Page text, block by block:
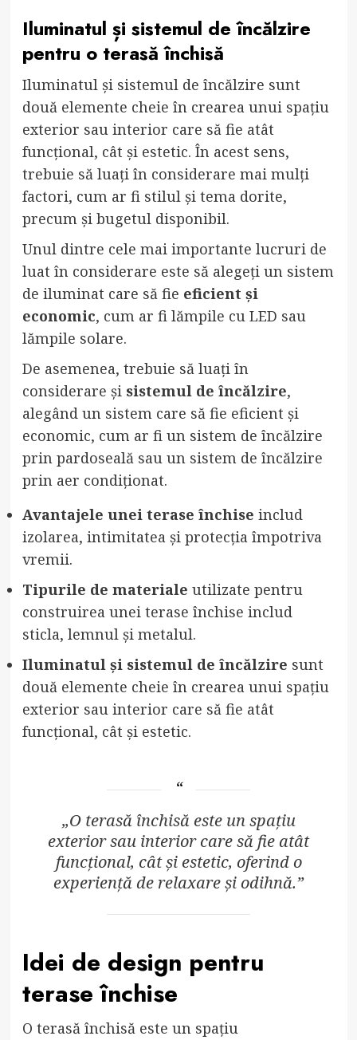
Iluminatul și sistemul de încălzire
pentru o terasă închisă
Iluminatul și sistemul de încălzire sunt
două elemente cheie în crearea unui spațiu
exterior sau interior care să fie atât
funcțional, cât și estetic. În acest sens,
trebuie să luați în considerare mai mulți
factori, cum ar fi stilul și tema dorite,
precum și bugetul disponibil.
Unul dintre cele mai importante lucruri de
luat în considerare este să alegeți un sistem
de iluminat care să fie eficient și
economic, cum ar fi lămpile cu LED sau
lămpile solare.
De asemenea, trebuie să luați în
considerare și sistemul de încălzire,
alegând un sistem care să fie eficient și
economic, cum ar fi un sistem de încălzire
prin pardoseală sau un sistem de încălzire
prin aer condiționat.
Avantajele unei terase închise includ
izolarea, intimitatea și protecția împotriva
vremii.
Tipurile de materiale utilizate pentru
construirea unei terase închise includ
sticla, lemnul și metalul.
Iluminatul și sistemul de încălzire sunt
două elemente cheie în crearea unui spațiu
exterior sau interior care să fie atât
funcțional, cât și estetic.
„O terasă închisă este un spațiu
exterior sau interior care să fie atât
funcțional, cât și estetic, oferind o
experiență de relaxare și odihnă.”
Idei de design pentru
terase închise
O terasă închisă este un spațiu